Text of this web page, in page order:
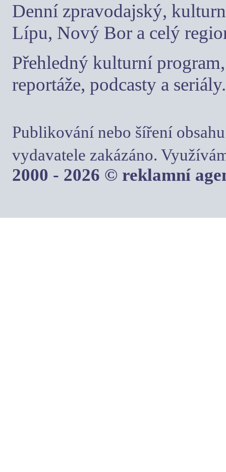
Denní zpravodajský,
Lípu, Nový Bor a celý
Přehledný kulturní
reportáže, podcasty a seriály.
Publikování nebo šíření
vydavatele zakázáno.
2000 - 2026 © reklamní